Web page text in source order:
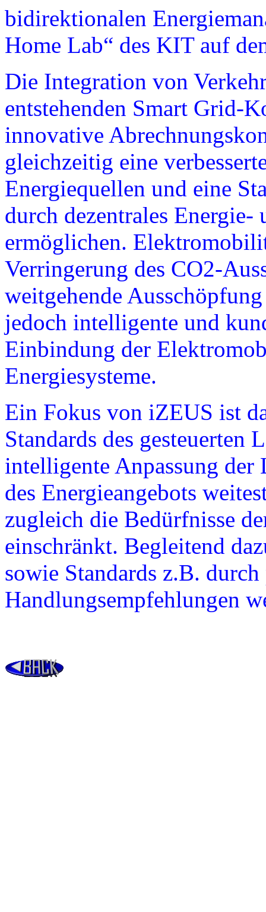
bidirektionalen
Home Lab“ des KIT auf
Die Integration von
entstehenden Smart Grid-
innovative
gleichzeitig eine
Energiequellen und eine
durch dezentrales Energie-
ermöglichen.
Verringerung des CO2-
weitgehende
jedoch intelligente und
Einbindung der
Energiesysteme.
Ein Fokus von iZEUS ist
Standards des gesteuerten
intelligente Anpassung der
des Energieangebots
zugleich die Bedürfnisse
einschränkt. Begleitend
sowie Standards z.B.
Handlungsempfehlungen